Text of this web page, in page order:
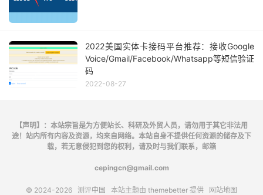
2022美国实体卡接码平台推荐：接收Google
Voice/Gmail/Facebook/Whatsapp等短信验证
码
2022-08-27
【声明】：本站宗旨是为方便站长、科研及外贸人员，请勿用于其它非法用
途！站内所有内容及资源，均来自网络。本站自身不提供任何资源的储存及下
载，若无意侵犯到您的权利，请及时与我们联系，邮箱
cepingcn@gmail.com
© 2024-2026 测评中国 本站主题由 themebetter 提供 网站地图